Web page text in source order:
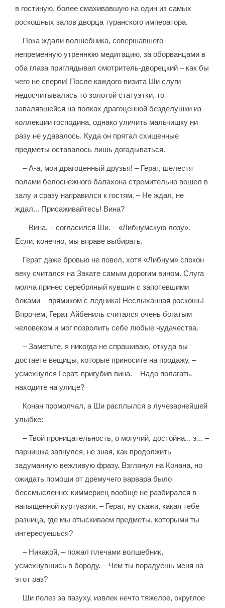
в гостиную, более смахивавшую на один из самых
роскошных залов дворца туранского императора.
Пока ждали волшебника, совершавшего
непременную утреннюю медитацию, за оборванцами в
оба глаза приглядывал смотритель-дворецкий – как бы
чего не сперли! После каждого визита Ши слуги
недосчитывались то золотой статуэтки, то
завалявшейся на полках драгоценной безделушки из
коллекции господина, однако уличить мальчишку ни
разу не удавалось. Куда он прятал схищенные
предметы оставалось лишь догадываться.
– А-а, мои драгоценный друзья! – Герат, шелестя
полами белоснежного балахона стремительно вошел в
залу и сразу направился к гостям. – Не ждал, не
ждал... Присаживайтесь! Вина?
– Вина, – согласился Ши. – «Либнумскую лозу».
Если, конечно, мы вправе выбирать.
Герат даже бровью не повел, хотя «Либнум» спокон
веку считался на Закате самым дорогим вином. Слуга
молча принес серебряный кувшин с запотевшими
боками – прямиком с ледника! Неслыханная роскошь!
Впрочем, Герат Айбениль считался очень богатым
человеком и мог позволить себе любые чудачества.
– Заметьте, я никогда не спрашиваю, откуда вы
достаете вещицы, которые приносите на продажу, –
усмехнулся Герат, пригубив вина. – Надо полагать,
находите на улице?
Конан промолчал, а Ши расплылся в лучезарнейшей
улыбке:
– Твой проницательность, о могучий, достойна... э... –
парнишка запнулся, не зная, как продолжить
задуманную вежливую фразу. Взглянул на Конана, но
ожидать помощи от дремучего варвара было
бессмысленно: киммериец вообще не разбирался в
напыщенной куртуазии. – Герат, ну скажи, какая тебе
разница, где мы отыскиваем предметы, которыми ты
интересуешься?
– Никакой, – пожал плечами волшебник,
усмехнувшись в бороду. – Чем ты порадуешь меня на
этот раз?
Ши полез за пазуху, извлек нечто тяжелое, округлое